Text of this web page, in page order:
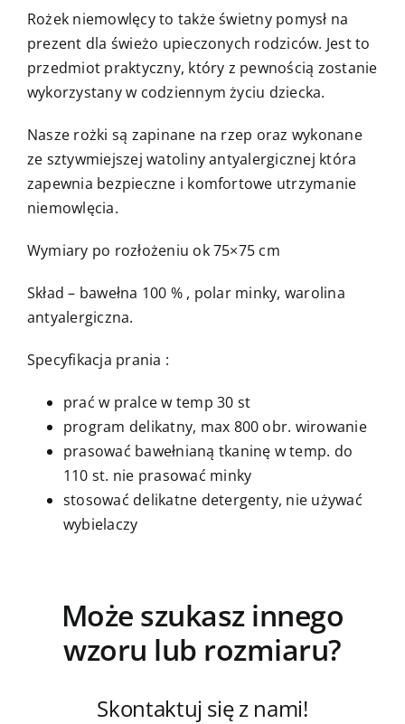
Rożek niemowlęcy to także świetny pomysł na
prezent dla świeżo upieczonych rodziców. Jest to
przedmiot praktyczny, który z pewnością zostanie
wykorzystany w codziennym życiu dziecka.
Nasze rożki są zapinane na rzep oraz wykonane
ze sztywmiejszej watoliny antyalergicznej która
zapewnia bezpieczne i komfortowe utrzymanie
niemowlęcia.
Wymiary po rozłożeniu ok 75×75 cm
Skład – bawełna 100 % , polar minky, warolina
antyalergiczna.
Specyfikacja prania :
prać w pralce w temp 30 st
program delikatny, max 800 obr. wirowanie
prasować bawełnianą tkaninę w temp. do
110 st. nie prasować minky
stosować delikatne detergenty, nie używać
wybielaczy
Może szukasz innego
wzoru lub rozmiaru?
Skontaktuj się z nami!